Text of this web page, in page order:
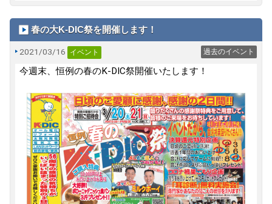
春の大K-DIC祭を開催します！
過去のイベント
2021/03/16 イベント
今週末、恒例の春のK-DIC祭開催いたします！